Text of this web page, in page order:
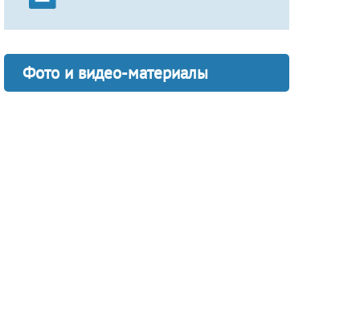
Фото и видео-материалы